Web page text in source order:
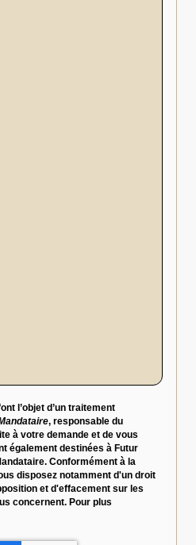
l’objet d’un traitement
, responsable du
à votre demande et de vous
également destinées à Futur
Conformément à la
disposez notamment d'un droit
et d'effacement sur les
concernent. Pour plus